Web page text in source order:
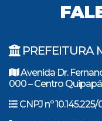
PREFEITURA
Avenida Dr.
000 – Centro
CNPJ nº